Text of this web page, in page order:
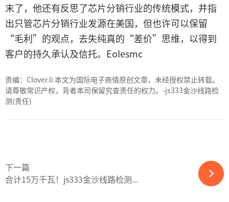
末了，他还有反思了芯片分销行业的传统模式，并指
出只管芯片分销行业发源在美国，但也许可以保留
“毛利”的观点，去失纯真的“差价”思维，以得到
客户的持久承认及信托。EoIesmc
责编：Clover.li 本文为国际电子商情原创文章，未经授权禁止转载。
请尊敬常识产权，背者本司保留究查责任的权力。-js333金沙线路检
测(责任)
下一篇
合计15万千瓦！js333金沙线路检测...